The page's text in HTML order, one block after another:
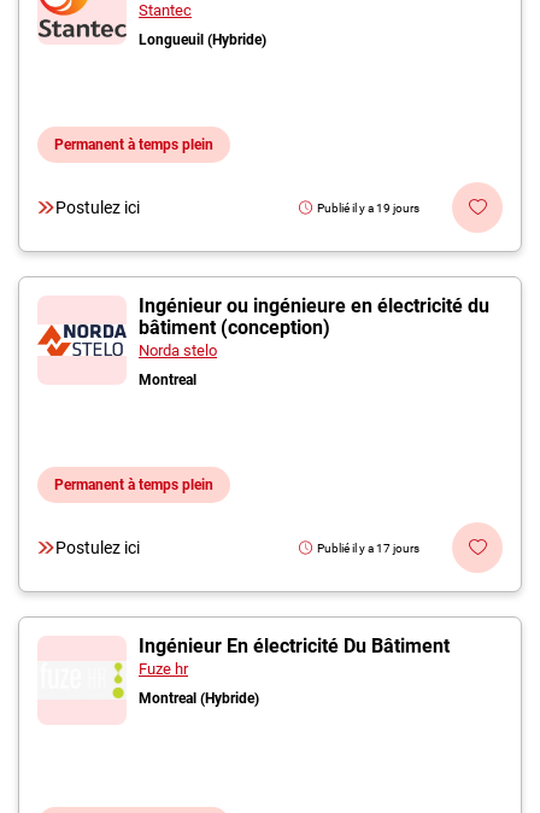
Stantec
Longueuil (Hybride)
Permanent à temps plein
Postulez ici Publié il y a 19 jours
Ingénieur ou ingénieure en électricité du
bâtiment (conception)
Norda stelo
Montreal
Permanent à temps plein
Postulez ici Publié il y a 17 jours
Ingénieur En électricité Du Bâtiment
Fuze hr
Montreal (Hybride)